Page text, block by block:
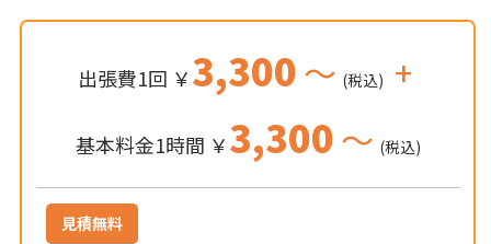
出張費1回 ￥3,300～ (税込) +
基本料金1時間 ￥3,300～ (税込)
見積無料